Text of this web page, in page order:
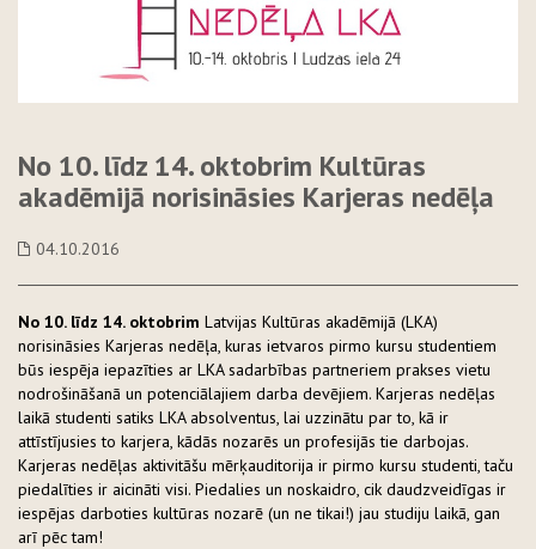
No 10. līdz 14. oktobrim Kultūras
akadēmijā norisināsies Karjeras nedēļa
04.10.2016
No 10. līdz 14. oktobrim Latvijas Kultūras akadēmijā (LKA)
norisināsies Karjeras nedēļa, kuras ietvaros pirmo kursu studentiem
būs iespēja iepazīties ar LKA sadarbības partneriem prakses vietu
nodrošināšanā un potenciālajiem darba devējiem. Karjeras nedēļas
laikā studenti satiks LKA absolventus, lai uzzinātu par to, kā ir
attīstījusies to karjera, kādās nozarēs un profesijās tie darbojas.
Karjeras nedēļas aktivitāšu mērķauditorija ir pirmo kursu studenti, taču
piedalīties ir aicināti visi. Piedalies un noskaidro, cik daudzveidīgas ir
iespējas darboties kultūras nozarē (un ne tikai!) jau studiju laikā, gan
arī pēc tam!